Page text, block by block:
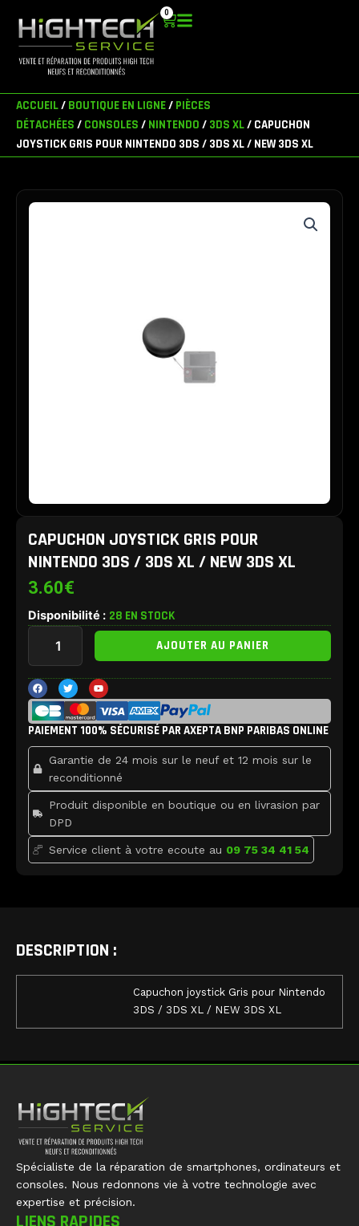
contenu
0
Panier
ACCUEIL/ BOUTIQUE EN LIGNE/ PIÈCES
DÉTACHÉES / CONSOLES / NINTENDO / 3DS XL/ CAPUCHON
JOYSTICK GRIS POUR NINTENDO 3DS / 3DS XL / NEW 3DS XL
CAPUCHON JOYSTICK GRIS POUR
NINTENDO 3DS / 3DS XL / NEW 3DS XL
3.60€
Disponibilité : 28 EN STOCK
quantité
Capuchon
joystick
Gris
pour
Nintendo
3DS
3DS
XL
NEW
3DS
XL
AJOUTER AU PANIER
F
a
c
e
b
o
k
T
w
i
t
t
e
Y
o
u
t
u
b
PAIEMENT 100% SÉCURISÉ PAR AXEPTA BNP PARIBAS ONLINE
Garantie de 24 mois sur le neuf et 12 mois sur le
reconditionné
Produit disponible en boutique ou en livrasion par
DPD
Service client à votre ecoute au 09 75 34 41 54
DESCRIPTION :
Capuchon joystick Gris pour Nintendo
3DS / 3DS XL / NEW 3DS XL
Spécialiste de la réparation de smartphones, ordinateurs et
consoles. Nous redonnons vie à votre technologie avec
expertise et précision.